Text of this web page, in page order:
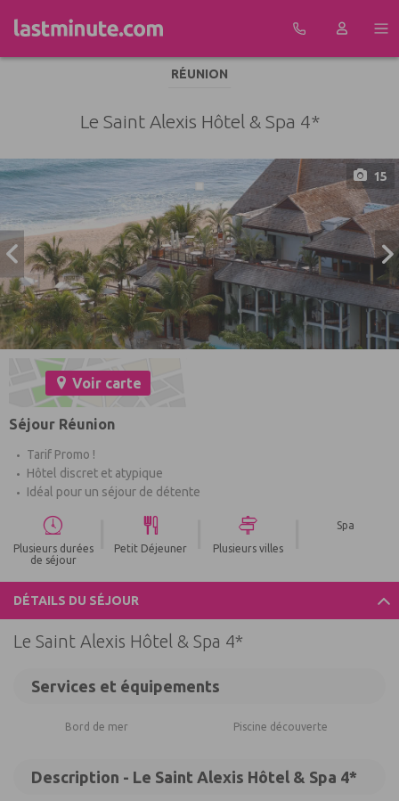
RÉUNION
Le Saint Alexis Hôtel & Spa 4*
15
Voir carte
Séjour Réunion
Tarif Promo !
Hôtel discret et atypique
Idéal pour un séjour de détente
Plusieurs durées
de séjour
Petit Déjeuner Plusieurs villes
Spa
DÉTAILS DU SÉJOUR
Le Saint Alexis Hôtel & Spa 4*
Services et équipements
Bord de mer Piscine découverte
Description - Le Saint Alexis Hôtel & Spa 4*